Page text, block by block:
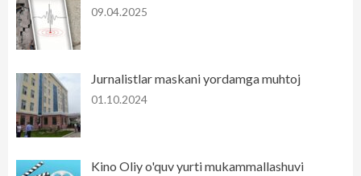
09.04.2025
Jurnalistlar maskani yordamga muhtoj
01.10.2024
Kino Oliy o'quv yurti mukammallashuvi